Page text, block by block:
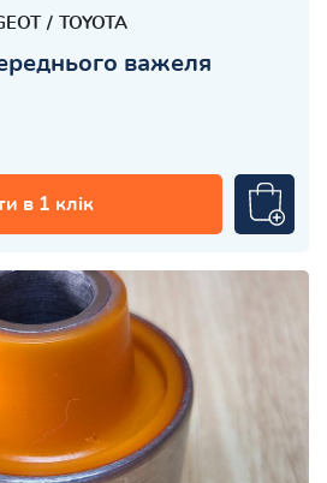
TOYOTA
важеля
в 1 клік